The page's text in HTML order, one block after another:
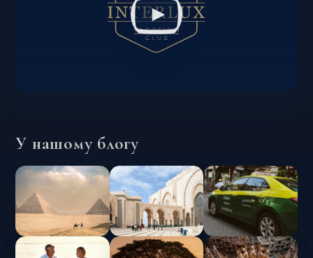
У нашому блогу